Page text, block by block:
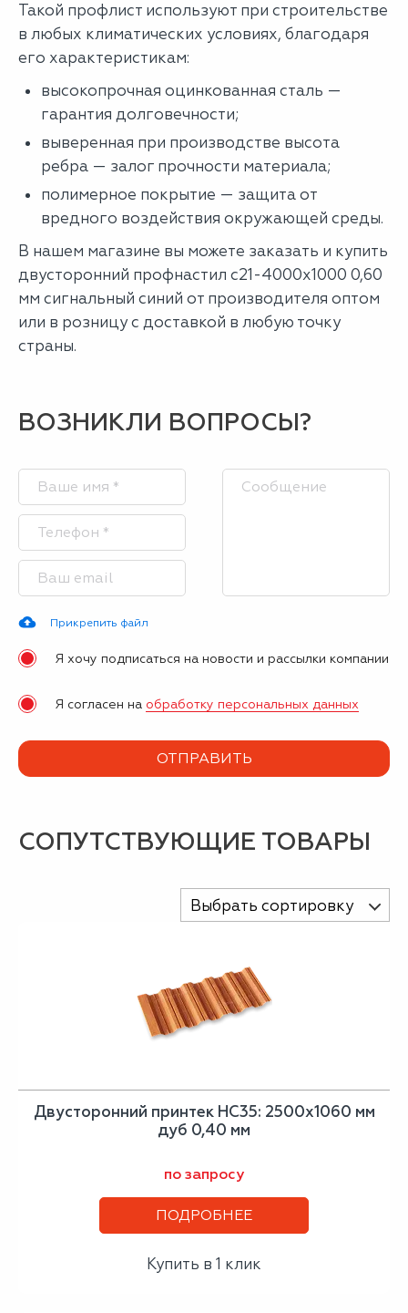
Такой профлист используют при строительстве
в любых климатических условиях, благодаря
его характеристикам:
высокопрочная оцинкованная сталь —
гарантия долговечности;
выверенная при производстве высота
ребра — залог прочности материала;
полимерное покрытие — защита от
вредного воздействия окружающей среды.
В нашем магазине вы можете заказать и купить
двусторонний профнастил с21-4000х1000 0,60
мм сигнальный синий от производителя оптом
или в розницу с доставкой в любую точку
страны.
ВОЗНИКЛИ ВОПРОСЫ?
Прикрепить файл
Я хочу подписаться на новости и рассылки компании
Я согласен на обработку персональных данных
СОПУТСТВУЮЩИЕ ТОВАРЫ
Выбрать сортировку
Двусторонний принтек НС35: 2500x1060 мм
дуб 0,40 мм
по запросу
ПОДРОБНЕЕ
Купить в 1 клик